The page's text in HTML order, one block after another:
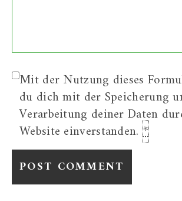
Mit der Nutzung dieses
du dich mit der Speicherung
Verarbeitung deiner Daten
Website einverstanden. *